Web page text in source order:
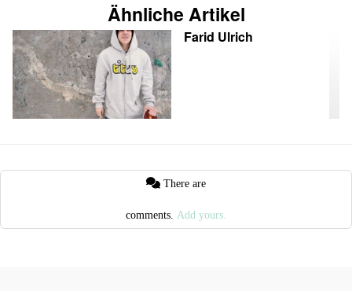
Ähnliche Artikel
Farid Ulrich
comments. Add yours.